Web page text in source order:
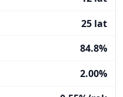
25 lat
84.8%
2.00%